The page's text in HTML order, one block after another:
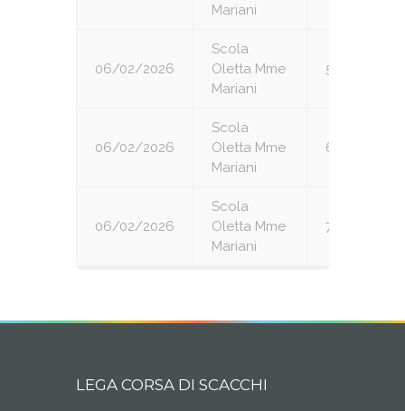
Mariani
06/02/2026
Scola
Oletta Mme
Mariani
5
06/02/2026
Scola
Oletta Mme
Mariani
6
06/02/2026
Scola
Oletta Mme
Mariani
7
LEGA CORSA DI SCACCHI